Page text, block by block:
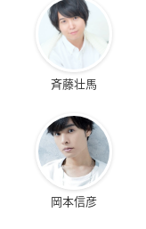
斉藤壮馬
岡本信彦